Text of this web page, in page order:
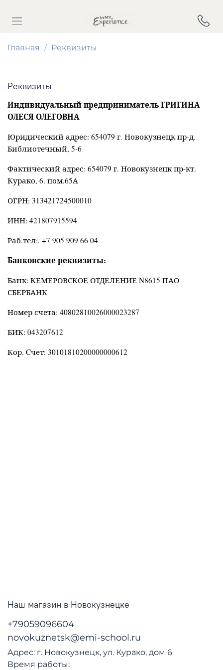
Главная Реквизиты
Реквизиты
Индивидуальный предприниматель ГРИГИНА
ОЛЕСЯ ОЛЕГОВНА
Юридический адрес: 654079 г. Новокузнецк пр-д.
Библиотечный, 5-6
Фактический адрес: 654079 г. Новокузнецк пр-кт.
Курако, 6. пом.65А
ОГРН: 313421724500010
ИНН: 421807915594
Раб.тел:. +7 905 909 66 04
Банковские реквизиты:
Банк: КЕМЕРОВСКОЕ ОТДЕЛЕНИЕ N8615 ПАО
СБЕРБАНК
Номер счета: 40802810026000023287
БИК: 043207612
Кор. Cчет: 30101810200000000612
Наш магазин в Новокузнецке
+79059096604
novokuznetsk@emi-school.ru
Адрес: г. Новокузнецк, ул. Курако, дом 6
Время работы: